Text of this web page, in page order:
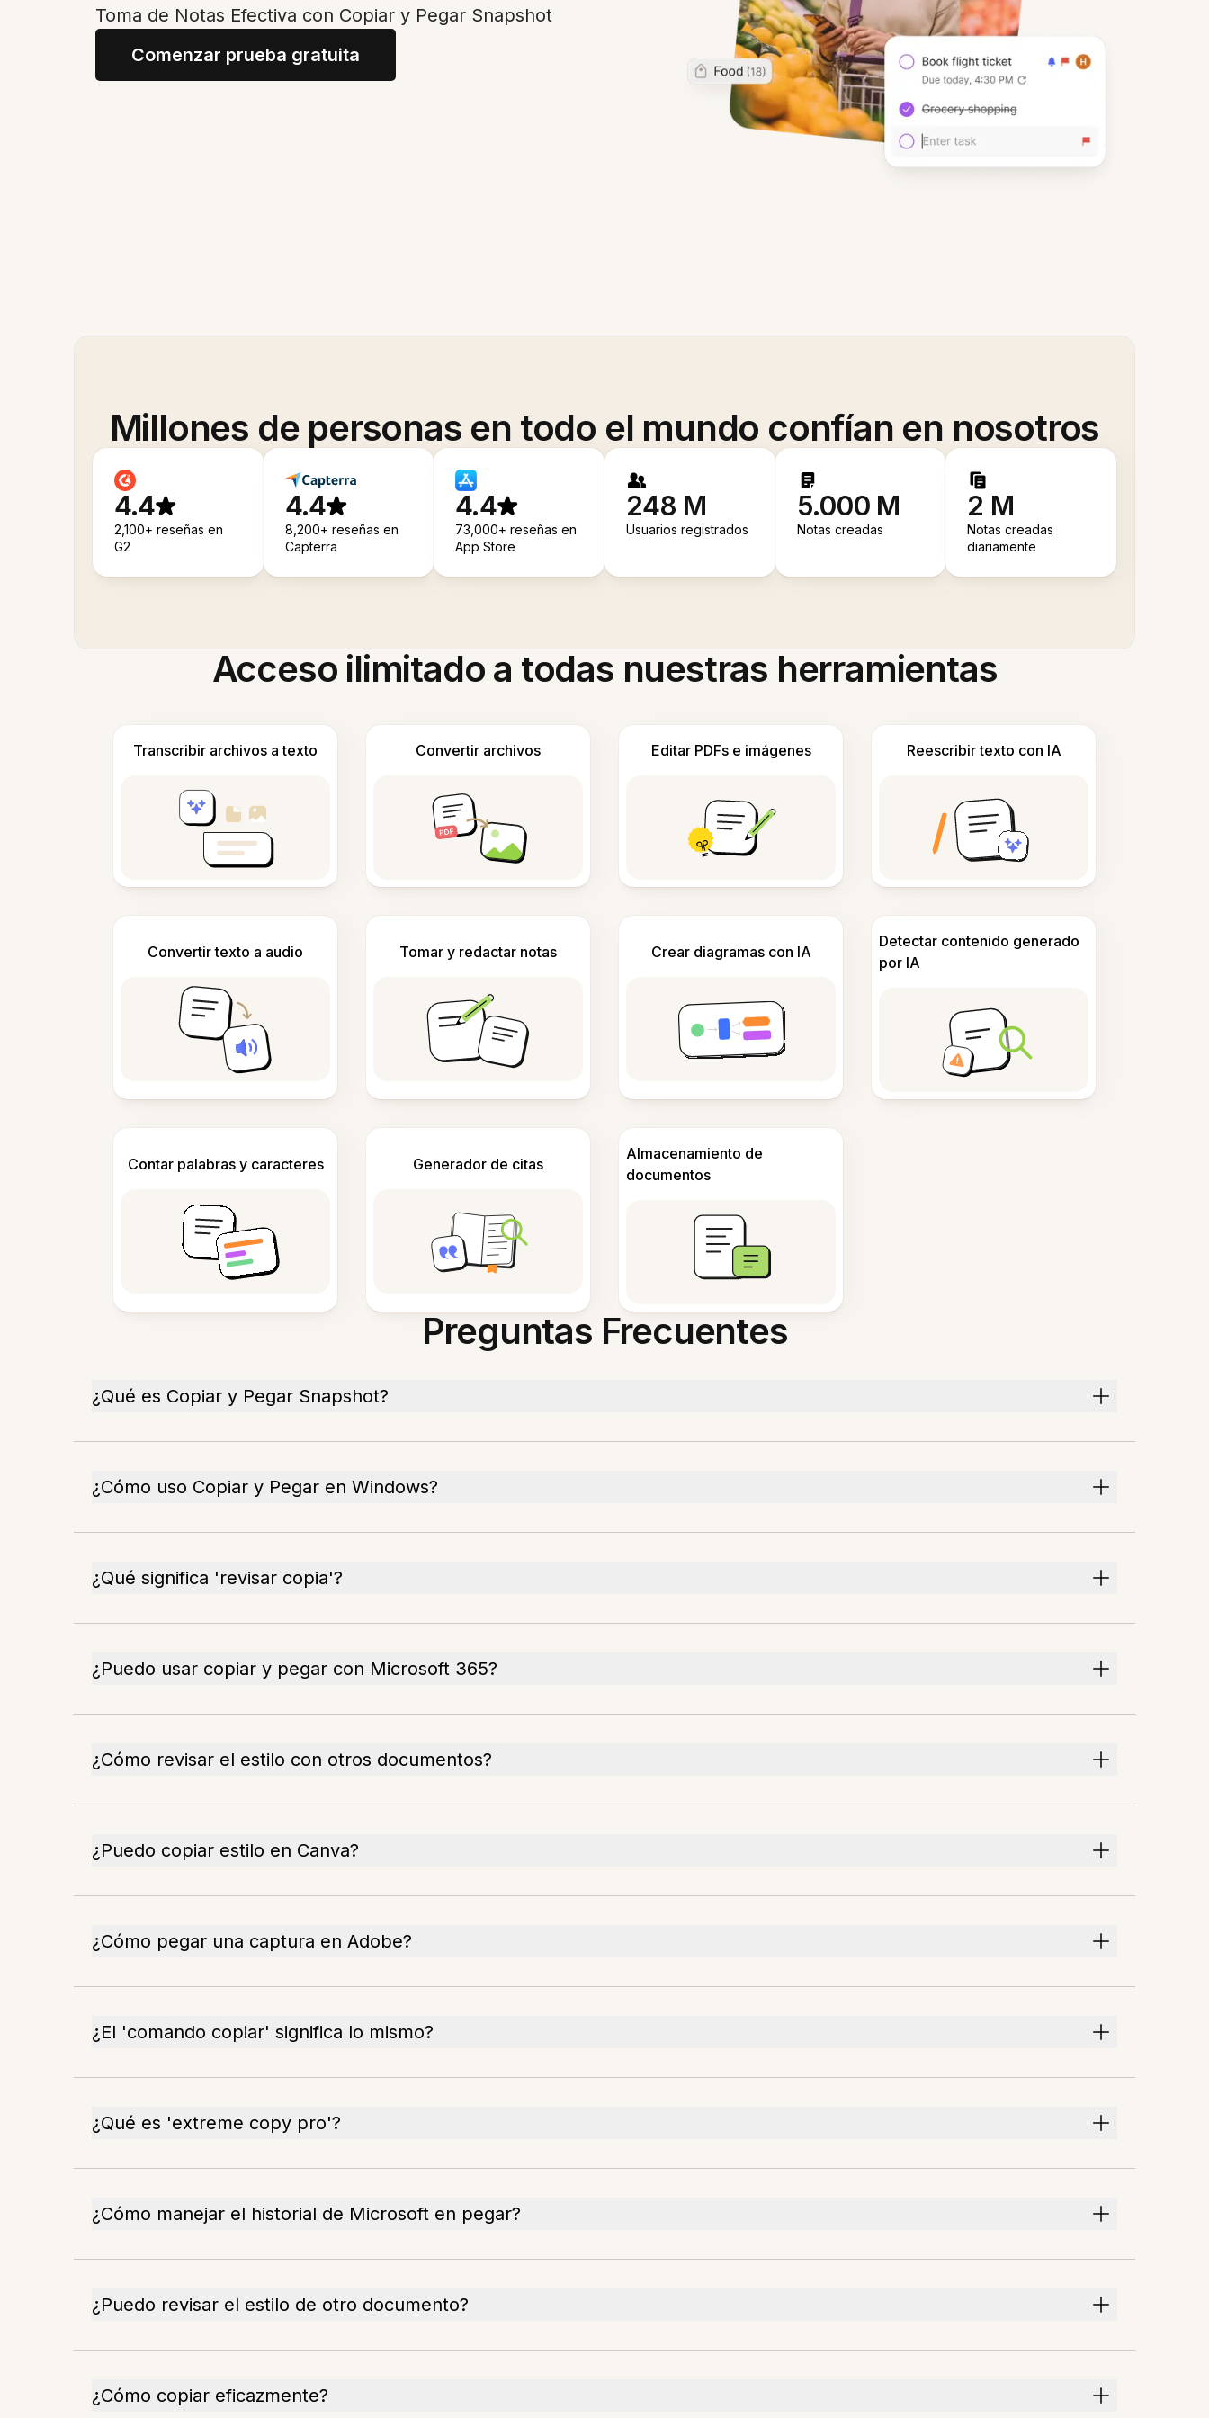
Toma de Notas Efectiva con Copiar y Pegar Snapshot
Comenzar prueba gratuita
Millones de personas en todo el mundo confían en nosotros
4.4
2,100+ reseñas en
G2
4.4
8,200+ reseñas en
Capterra
4.4
73,000+ reseñas en
App Store
248 M
Usuarios registrados
5.000 M
Notas creadas
2 M
Notas creadas
diariamente
Acceso ilimitado a todas nuestras herramientas
Transcribir archivos a texto Convertir archivos Editar PDFs e imágenes Reescribir texto con IA
Convertir texto a audio Tomar y redactar notas Crear diagramas con IA
Detectar contenido generado
por IA
Contar palabras y caracteres Generador de citas
Almacenamiento de
documentos
Preguntas Frecuentes
¿Qué es Copiar y Pegar Snapshot?
¿Cómo uso Copiar y Pegar en Windows?
¿Qué significa 'revisar copia'?
¿Puedo usar copiar y pegar con Microsoft 365?
¿Cómo revisar el estilo con otros documentos?
¿Puedo copiar estilo en Canva?
¿Cómo pegar una captura en Adobe?
¿El 'comando copiar' significa lo mismo?
¿Qué es 'extreme copy pro'?
¿Cómo manejar el historial de Microsoft en pegar?
¿Puedo revisar el estilo de otro documento?
¿Cómo copiar eficazmente?